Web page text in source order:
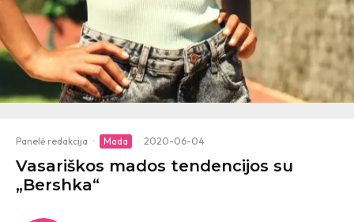
Panelė redakcija · Mada · 2020-06-04
Vasariškos mados tendencijos su
„Bershka“